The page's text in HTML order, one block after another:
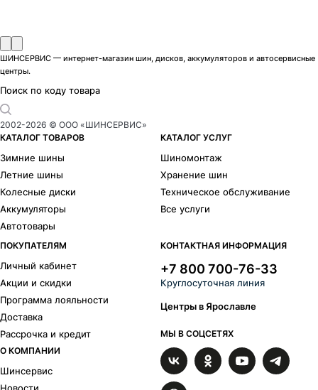
ШИНСЕРВИС — интернет-магазин шин, дисков, аккумуляторов и автосервисные
центры.
Поиск по коду товара
2002-2026 © ООО «ШИНСЕРВИС»
КАТАЛОГ ТОВАРОВ
Зимние шины
Летние шины
Колесные диски
Аккумуляторы
Автотовары
КАТАЛОГ УСЛУГ
Шиномонтаж
Хранение шин
Техническое обслуживание
Все услуги
ПОКУПАТЕЛЯМ
Личный кабинет
Акции и скидки
Программа лояльности
Доставка
Рассрочка и кредит
О КОМПАНИИ
Шинсервис
КОНТАКТНАЯ ИНФОРМАЦИЯ
+7 800 700-76-33
Круглосуточная линия
Центры в Ярославле
МЫ В СОЦСЕТЯХ